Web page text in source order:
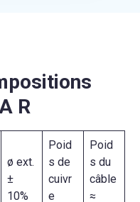
R
ø ext.
±
10%
Poid
s de
cuivr
e
Poid
s du
câble
≈